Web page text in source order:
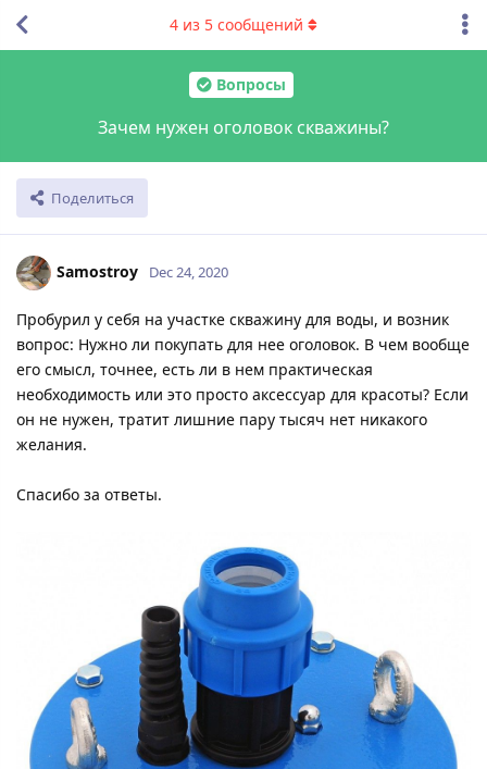
Вопросы
Зачем нужен оголовок скважины?
Поделиться
4 из 5 сообщений
Samostroy Dec 24, 2020
Пробурил у себя на участке скважину для воды, и возник
вопрос: Нужно ли покупать для нее оголовок. В чем вообще
его смысл, точнее, есть ли в нем практическая
необходимость или это просто аксессуар для красоты? Если
он не нужен, тратит лишние пару тысяч нет никакого
желания.
Спасибо за ответы.